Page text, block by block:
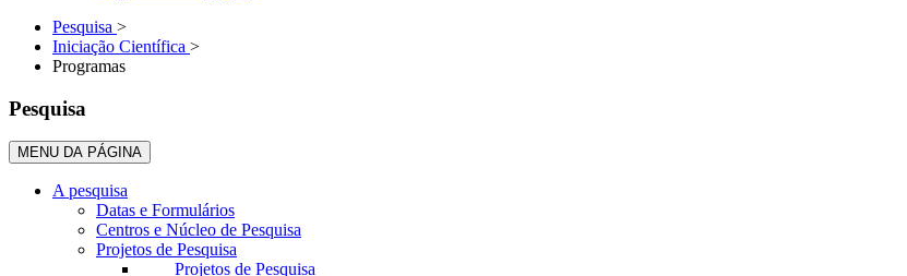
Pesquisa >
Iniciação Científica >
Programas
Pesquisa
MENU DA PÁGINA
A pesquisa
Datas e Formulários
Centros e Núcleo de Pesquisa
Projetos de Pesquisa
Projetos de Pesquisa